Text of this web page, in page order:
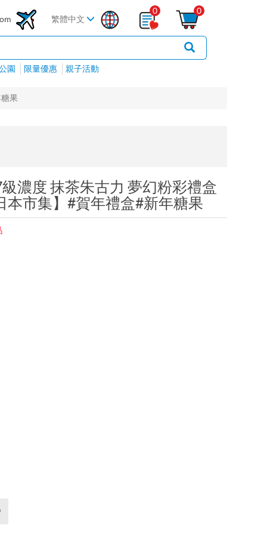
繁體中文
0 0
園 限量優惠 親子活動
果
濃度 抹茶朱古力 夢幻粉彩禮盒
本市集】#賀年禮盒#新年糖果